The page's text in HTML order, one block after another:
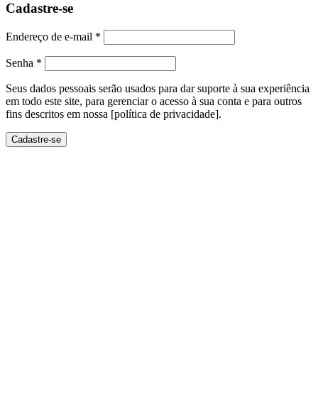
Cadastre-se
Endereço de e-mail *
Senha *
Seus dados pessoais serão usados ​​para dar suporte à sua experiência
em todo este site, para gerenciar o acesso à sua conta e para outros
fins descritos em nossa [política de privacidade].
Cadastre-se